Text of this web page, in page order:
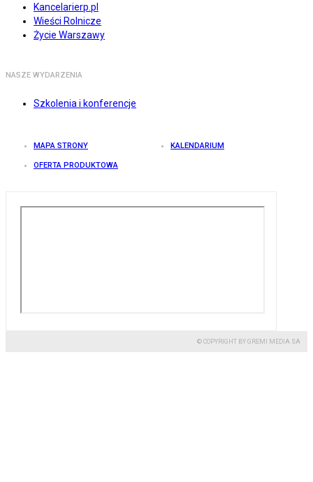
Kancelarierp.pl
Wieści Rolnicze
Życie Warszawy
NASZE WYDARZENIA
Szkolenia i konferencje
MAPA STRONY KALENDARIUM
OFERTA PRODUKTOWA
© COPYRIGHT BY GREMI MEDIA SA